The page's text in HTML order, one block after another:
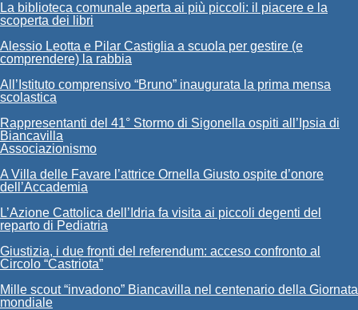
La biblioteca comunale aperta ai più piccoli: il piacere e la
scoperta dei libri
Alessio Leotta e Pilar Castiglia a scuola per gestire (e
comprendere) la rabbia
All’Istituto comprensivo “Bruno” inaugurata la prima mensa
scolastica
Rappresentanti del 41° Stormo di Sigonella ospiti all’Ipsia di
Biancavilla
Associazionismo
A Villa delle Favare l’attrice Ornella Giusto ospite d’onore
dell’Accademia
L’Azione Cattolica dell’Idria fa visita ai piccoli degenti del
reparto di Pediatria
Giustizia, i due fronti del referendum: acceso confronto al
Circolo “Castriota”
Mille scout “invadono” Biancavilla nel centenario della Giornata
mondiale